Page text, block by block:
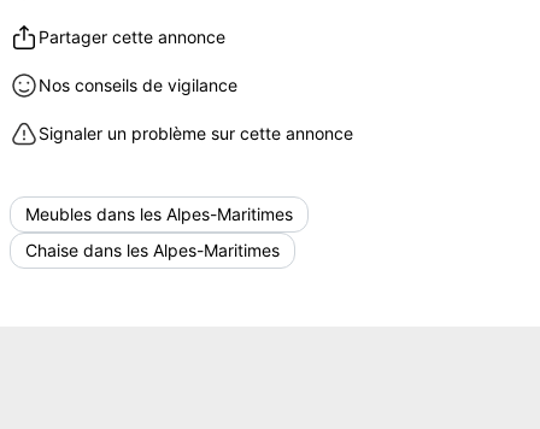
Partager cette annonce
Nos conseils de vigilance
Signaler un problème sur cette annonce
Meubles dans les Alpes-Maritimes
Chaise dans les Alpes-Maritimes